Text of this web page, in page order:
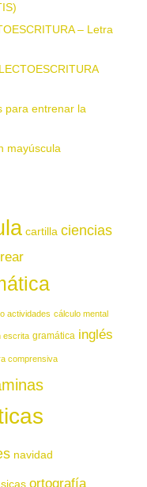
– Letra
para entrenar la
mayúscula
cartilla ciencias
actividades cálculo mental
escrita gramática inglés
comprensiva
navidad
ortografía